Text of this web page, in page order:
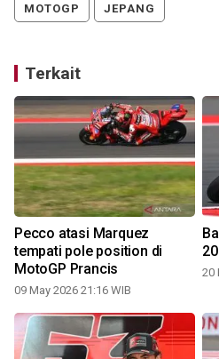
MOTOGP JEPANG
Terkait
Pecco atasi Marquez
tempati pole position di
MotoGP Prancis
09 May 2026 21:16 WIB
20